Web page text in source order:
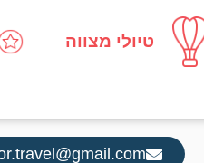
טיולי מצווה